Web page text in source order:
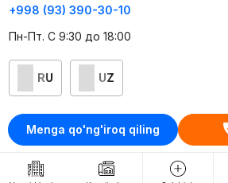
Menga qo'ng'iroq qiling
+998 (93) 390-30-10
Пн-Пт. С 9:30 до 18:00
RU UZ
Kontaktlar
loyiha haqida
Webnow © loyihasi